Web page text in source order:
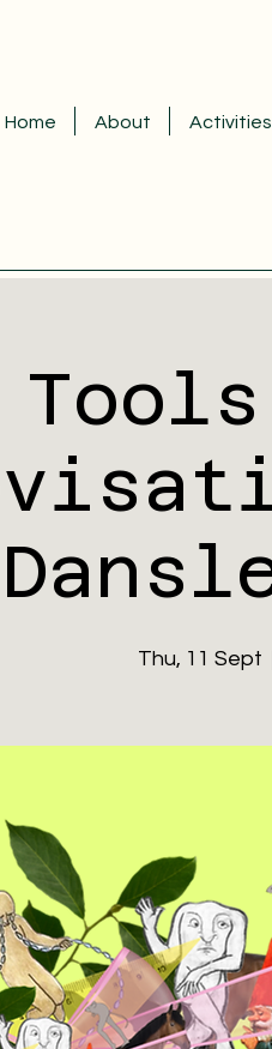
Home About Activities
Thu, 11 Sept